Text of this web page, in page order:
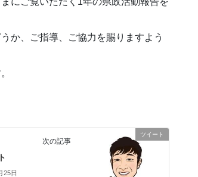
か、ご指導、ご協力を賜りますよう
ツイート
次の記事
25日